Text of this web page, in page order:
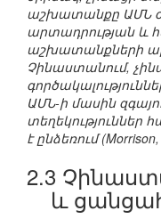
աշխատանքը ԱՄՆ
արտադրության և
աշխատանքների
Չինաստանում,
ԱՄՆ-ի մասին
տեղեկություններ
է ընձեռում
2.3
և